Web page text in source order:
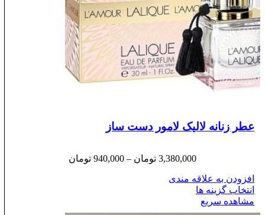
عطر زنانه لالیک لامور دست ساز
3,380,000 تومان –
940,000 تومان
افزودن به علاقه مندی
انتخاب گزینه ها
مشاهده سریع